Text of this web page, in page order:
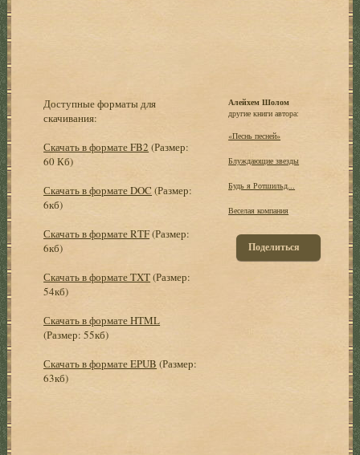
Доступные форматы для
скачивания:
Скачать в формате FB2 (Размер:
60 Кб)
Скачать в формате DOC (Размер:
6кб)
Скачать в формате RTF(Размер:
6кб)
Скачать в формате TXT(Размер:
54кб)
Скачать в формате HTML
(Размер: 55кб)
Скачать в формате EPUB (Размер:
63кб)
Алейхем Шолом
другие книги автора:
«Песнь песней»
Блуждающие звезды
Будь я Ротшильд...
Веселая компания
Поделиться